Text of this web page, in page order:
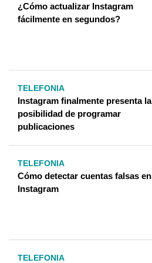
¿Cómo actualizar Instagram
fácilmente en segundos?
TELEFONIA
Instagram finalmente presenta la
posibilidad de programar
publicaciones
TELEFONIA
Cómo detectar cuentas falsas en
Instagram
TELEFONIA